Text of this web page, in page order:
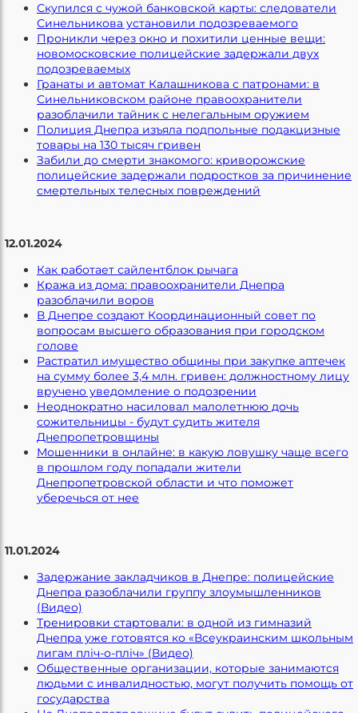
Скупился с чужой банковской карты: следователи
Синельникова установили подозреваемого
Проникли через окно и похитили ценные вещи:
новомосковские полицейские задержали двух
подозреваемых
Гранаты и автомат Калашникова с патронами: в
Синельниковском районе правоохранители
разоблачили тайник с нелегальным оружием
Полиция Днепра изъяла подпольные подакцизные
товары на 130 тысяч гривен
Забили до смерти знакомого: криворожские
полицейские задержали подростков за причинение
смертельных телесных повреждений
12.01.2024
Как работает сайлентблок рычага
Кража из дома: правоохранители Днепра
разоблачили воров
В Днепре создают Координационный совет по
вопросам высшего образования при городском
голове
Растратил имущество общины при закупке аптечек
на сумму более 3,4 млн. гривен: должностному лицу
вручено уведомление о подозрении
Неоднократно насиловал малолетнюю дочь
сожительницы - будут судить жителя
Днепропетровщины
Мошенники в онлайне: в какую ловушку чаще всего
в прошлом году попадали жители
Днепропетровской области и что поможет
уберечься от нее
11.01.2024
Задержание закладчиков в Днепре: полицейские
Днепра разоблачили группу злоумышленников
(Видео)
Тренировки стартовали: в одной из гимназий
Днепра уже готовятся ко «Всеукраинским школьным
лигам пліч-о-пліч» (Видео)
Общественные организации, которые занимаются
людьми с инвалидностью, могут получить помощь от
государства